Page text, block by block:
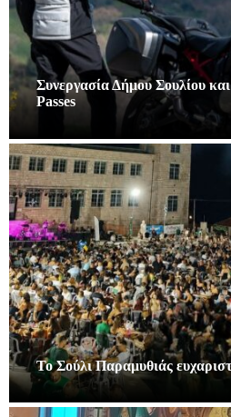
Συνεργασία Δήμου Σουλίου
Passes
Το Σούλι Παραμυθιάς